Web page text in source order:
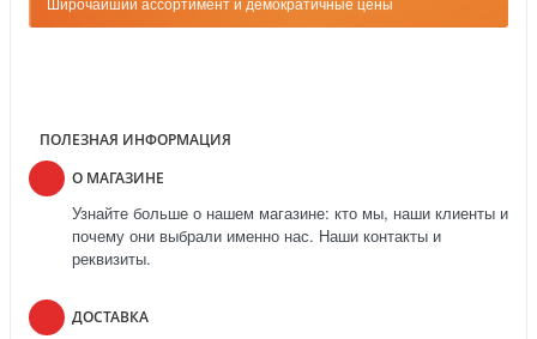
ПОЛЕЗНАЯ ИНФОРМАЦИЯ
О МАГАЗИНЕ
Узнайте больше о нашем магазине: кто мы, наши клиенты и
почему они выбрали именно нас. Наши контакты и
реквизиты.
ДОСТАВКА